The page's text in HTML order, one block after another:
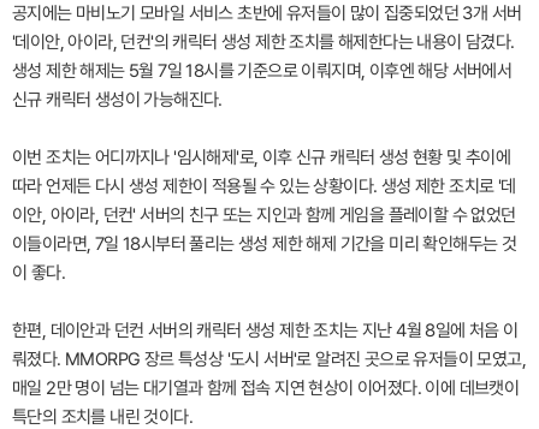
공지에는 마비노기 모바일 서비스 초반에 유저들이 많이 집중되었던 3개 서버
'데이안, 아이라, 던컨'의 캐릭터 생성 제한 조치를 해제한다는 내용이 담겼다.
생성 제한 해제는 5월 7일 18시를 기준으로 이뤄지며, 이후엔 해당 서버에서
신규 캐릭터 생성이 가능해진다.
이번 조치는 어디까지나 '임시해제'로, 이후 신규 캐릭터 생성 현황 및 추이에
따라 언제든 다시 생성 제한이 적용될 수 있는 상황이다. 생성 제한 조치로 '데
이안, 아이라, 던컨' 서버의 친구 또는 지인과 함께 게임을 플레이할 수 없었던
이들이라면, 7일 18시부터 풀리는 생성 제한 해제 기간을 미리 확인해두는 것
이 좋다.
한편, 데이안과 던컨 서버의 캐릭터 생성 제한 조치는 지난 4월 8일에 처음 이
뤄졌다. MMORPG 장르 특성상 '도시 서버'로 알려진 곳으로 유저들이 모였고,
매일 2만 명이 넘는 대기열과 함께 접속 지연 현상이 이어졌다. 이에 데브캣이
특단의 조치를 내린 것이다.